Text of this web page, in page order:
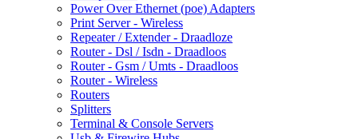
Power Over Ethernet (poe) Adapters
Print Server - Wireless
Repeater / Extender - Draadloze
Router - Dsl / Isdn - Draadloos
Router - Gsm / Umts - Draadloos
Router - Wireless
Routers
Splitters
Terminal & Console Servers